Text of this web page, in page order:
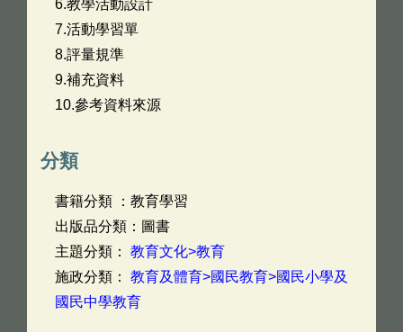
6.教學活動設計
7.活動學習單
8.評量規準
9.補充資料
10.參考資料來源
分類
書籍分類 ：教育學習
出版品分類：圖書
主題分類： 教育文化>教育
施政分類： 教育及體育>國民教育>國民小學及
國民中學教育